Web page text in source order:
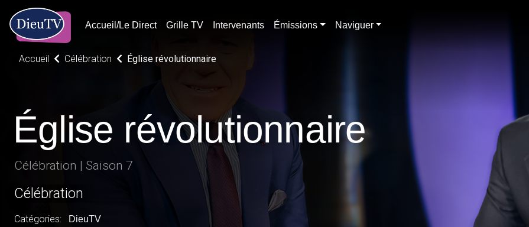
Accueil/Le Direct Grille TV Intervenants Émissions Naviguer
Accueil Célébration Église révolutionnaire
Église révolutionnaire
Célébration | Saison 7
Célébration
Catégories: DieuTV